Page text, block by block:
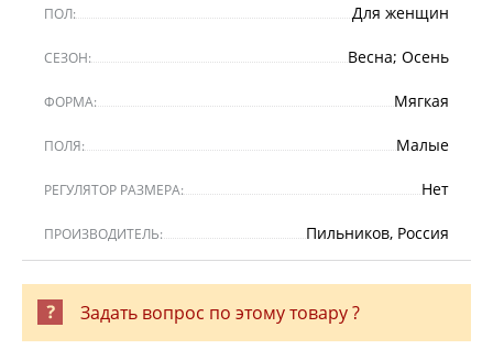
ПОЛ: Для женщин
СЕЗОН: Весна; Осень
ФОРМА: Мягкая
ПОЛЯ: Малые
РЕГУЛЯТОР РАЗМЕРА: Нет
ПРОИЗВОДИТЕЛЬ: Пильников, Россия
Задать вопрос по этому товару ?